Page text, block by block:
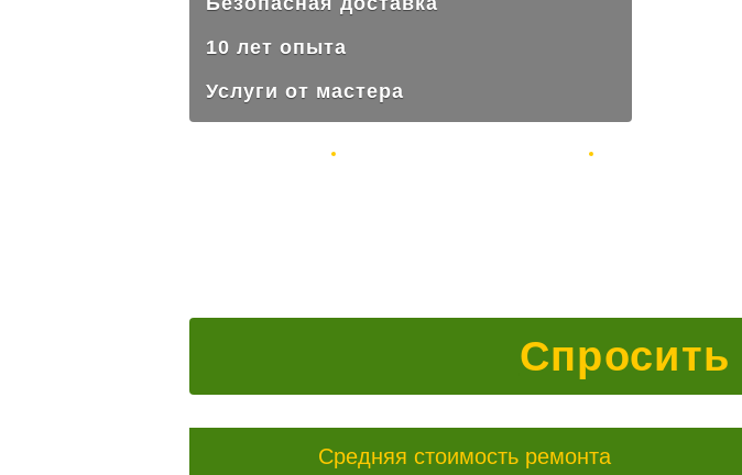
10 лет опыта
Услуги от мастера
Спросить
Средняя стоимость ремонта